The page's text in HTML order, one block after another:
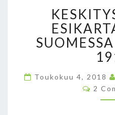
S
Toukokuu 4, 2018
C
O
2